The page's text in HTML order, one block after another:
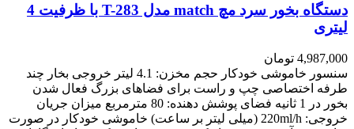
دستگاه بخور سرد مچ match مدل T-283 با ظرفیت 4
لیتری
4,987,000 تومان
سنسور خاموشی خودکار حجم مخزن: 4.1 لیتر خروجی بخار چند
طرفه اختصاصی چپ و راست برای فضاهای بزرگ فعال شدن
بخور در 1 ثانیه فضای پوشش دهنده: 80 مترمربع میزان جریان
خروجی: 220ml/h (میلی لیتر بر ساعت) خاموشی خودکار در صورت